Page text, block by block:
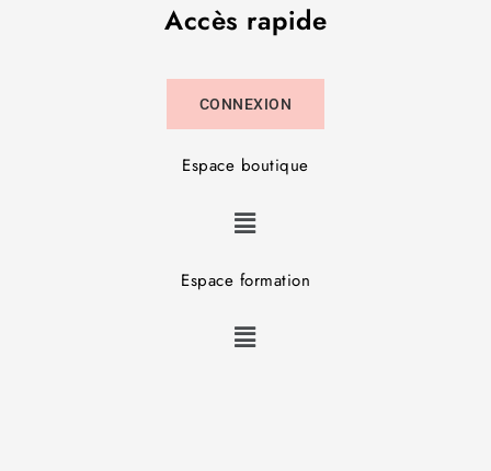
Accès rapide
CONNEXION
Espace boutique
Espace formation